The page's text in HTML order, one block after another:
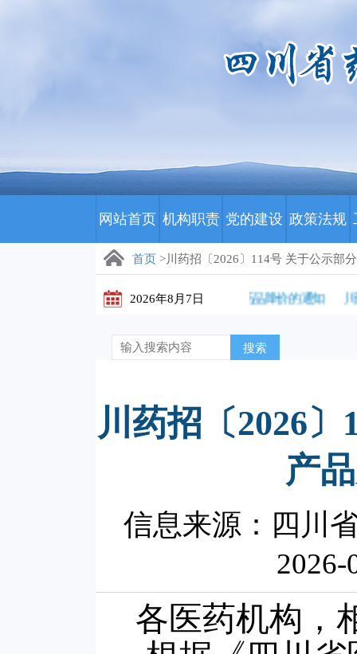
网站首页 机构职责 党的建设 政策法规
首页 >川药招〔2026〕114号 关于公示部
2026年8月7日
川药招〔2026〕172号 关于公示部分药品降价的通知 川药招
搜索
川药招〔2026
产
信息来源：四川
2026-
各医药机构，